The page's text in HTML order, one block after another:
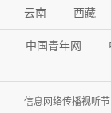
云南 西藏
中国青年网
信息网络传播视听